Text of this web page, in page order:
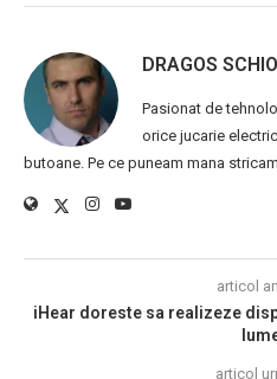
DRAGOS
Pasionat de
orice jucarie
butoane. Pe ce puneam mana
articol
iHear doreste sa realizeze
articol